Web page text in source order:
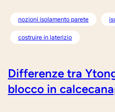
nozioni isolamento parete
costruire in laterizio
Differenze tra
blocco in